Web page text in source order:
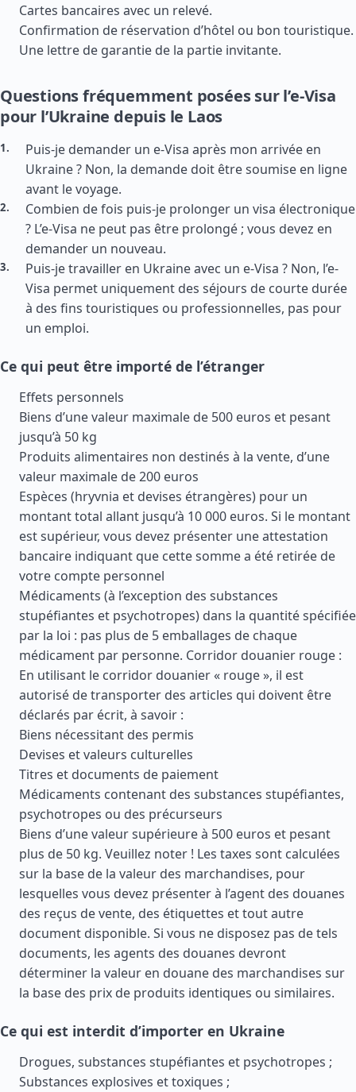
Cartes bancaires avec un relevé.
Confirmation de réservation d’hôtel ou bon touristique.
Une lettre de garantie de la partie invitante.
Questions fréquemment posées sur l’e-Visa
pour l’Ukraine depuis le Laos
Puis-je demander un e-Visa après mon arrivée en
Ukraine ? Non, la demande doit être soumise en ligne
avant le voyage.
Combien de fois puis-je prolonger un visa électronique
? L’e-Visa ne peut pas être prolongé ; vous devez en
demander un nouveau.
Puis-je travailler en Ukraine avec un e-Visa ? Non, l’e-
Visa permet uniquement des séjours de courte durée
à des fins touristiques ou professionnelles, pas pour
un emploi.
Ce qui peut être importé de l’étranger
Effets personnels
Biens d’une valeur maximale de 500 euros et pesant
jusqu’à 50 kg
Produits alimentaires non destinés à la vente, d’une
valeur maximale de 200 euros
Espèces (hryvnia et devises étrangères) pour un
montant total allant jusqu’à 10 000 euros. Si le montant
est supérieur, vous devez présenter une attestation
bancaire indiquant que cette somme a été retirée de
votre compte personnel
Médicaments (à l’exception des substances
stupéfiantes et psychotropes) dans la quantité spécifiée
par la loi : pas plus de 5 emballages de chaque
médicament par personne. Corridor douanier rouge :
En utilisant le corridor douanier « rouge », il est
autorisé de transporter des articles qui doivent être
déclarés par écrit, à savoir :
Biens nécessitant des permis
Devises et valeurs culturelles
Titres et documents de paiement
Médicaments contenant des substances stupéfiantes,
psychotropes ou des précurseurs
Biens d’une valeur supérieure à 500 euros et pesant
plus de 50 kg. Veuillez noter ! Les taxes sont calculées
sur la base de la valeur des marchandises, pour
lesquelles vous devez présenter à l’agent des douanes
des reçus de vente, des étiquettes et tout autre
document disponible. Si vous ne disposez pas de tels
documents, les agents des douanes devront
déterminer la valeur en douane des marchandises sur
la base des prix de produits identiques ou similaires.
Ce qui est interdit d’importer en Ukraine
Drogues, substances stupéfiantes et psychotropes ;
Substances explosives et toxiques ;